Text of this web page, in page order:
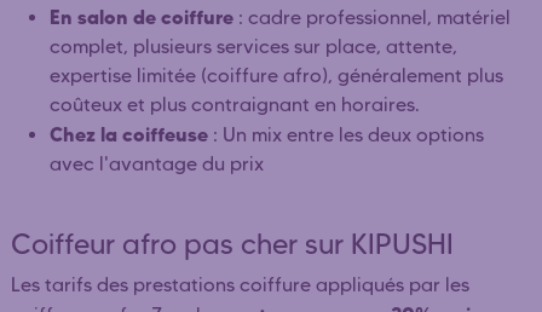
En salon de coiffure : cadre professionnel, matériel
complet, plusieurs services sur place, attente,
expertise limitée (coiffure afro), généralement plus
coûteux et plus contraignant en horaires.
Chez la coiffeuse : Un mix entre les deux options
avec l'avantage du prix
Coiffeur afro pas cher sur KIPUSHI
Les tarifs des prestations coiffure appliqués par les